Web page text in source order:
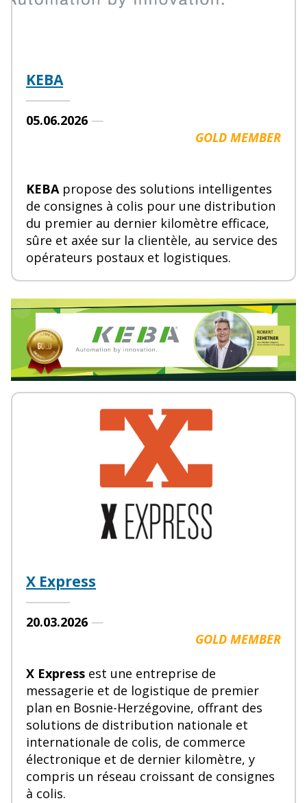
KEBA
05.06.2026 —
GOLD MEMBER
KEBApropose des solutions intelligentes
de consignes à colis pour une distribution
du premier au dernier kilomètre efficace,
sûre et axée sur la clientèle, au service des
opérateurs postaux et logistiques.
X Express
20.03.2026 —
GOLD MEMBER
X Express est une entreprise de
messagerie et de logistique de premier
plan en Bosnie-Herzégovine, offrant des
solutions de distribution nationale et
internationale de colis, de commerce
électronique et de dernier kilomètre, y
compris un réseau croissant de consignes
à colis.